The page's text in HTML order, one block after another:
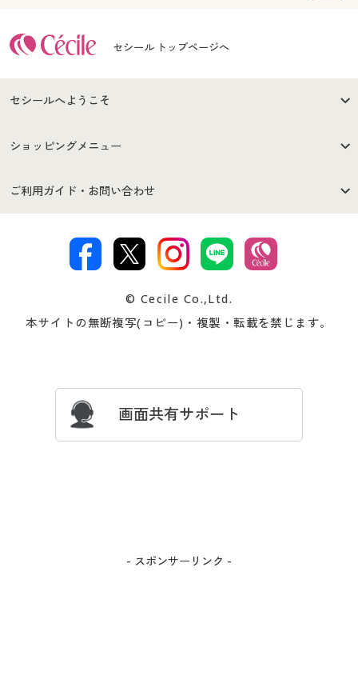
セシール トップページへ
セシールへようこそ
はじめての方へ
セシールご利用規約
著作権・商標について 会社案内
ショッピングメニュー
商品カテゴリ
プレゼント＆キャンペーン サイトマップ
ご利用ガイド・お問い合わせ
交換・返品は お支払は
ついて
忘れの場合
© Cecile Co.,Ltd.
本サイトの無断複写(コピー)・複製・転載を禁じます。
画面共有サポート
- スポンサーリンク -